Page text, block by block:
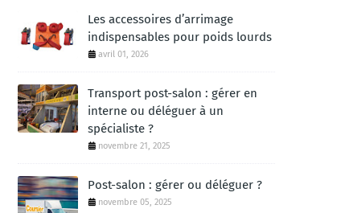
Les accessoires d’arrimage
indispensables pour poids lourds
avril 01, 2026
Transport post-salon : gérer en
interne ou déléguer à un
spécialiste ?
novembre 21, 2025
Post-salon : gérer ou déléguer ?
novembre 05, 2025